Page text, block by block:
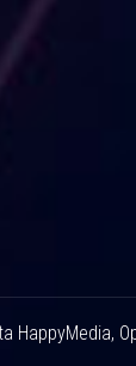
HappyMedia,